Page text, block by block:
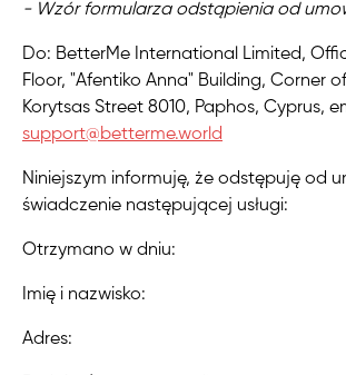
- Wzór formularza odstąpienia od
Do: BetterMe International Limited,
Floor, "Afentiko Anna" Building, Corner
Korytsas Street 8010, Paphos, Cyprus,
support@betterme.world
Niniejszym informuję, że odstępuję od
świadczenie następującej usługi:
Otrzymano w dniu:
Imię i nazwisko:
Adres: